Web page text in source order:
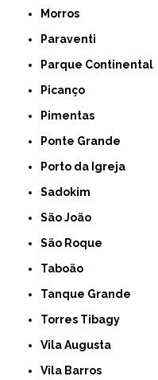
Morros
Paraventi
Parque Continental
Picanço
Pimentas
Ponte Grande
Porto da Igreja
Sadokim
São João
São Roque
Taboão
Tanque Grande
Torres Tibagy
Vila Augusta
Vila Barros